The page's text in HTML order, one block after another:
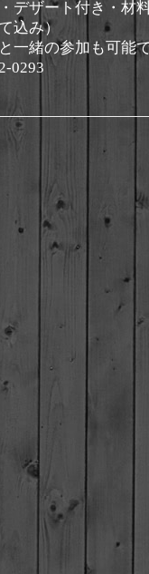
デザート付き・材
込み）
一緒の参加も可
0293